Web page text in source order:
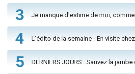
3 Je manque d'estime de moi,
4 L'édito de la semaine - En visite
5 DERNIERS JOURS : Sauvez la jambe